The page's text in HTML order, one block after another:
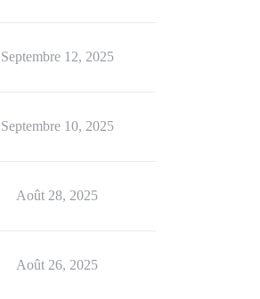
Septembre 12, 2025
Septembre 10, 2025
Août 28, 2025
Août 26, 2025